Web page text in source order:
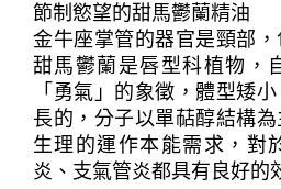
節制慾望的甜馬鬱蘭精油
金牛座掌管的器官是頸部，
甜馬鬱蘭是唇型科植物，
「勇氣」的象徵，體型矮
長的，分子以單萜醇結構
生理的運作本能需求，對
炎、支氣管炎都具有良好的